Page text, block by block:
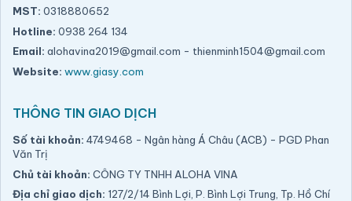
MST: 0318880652
Hotline: 0938 264 134
Email: alohavina2019@gmail.com - thienminh1504@gmail.com
Website: www.giasy.com
THÔNG TIN GIAO DỊCH
Số tài khoản: 4749468 - Ngân hàng Á Châu (ACB) - PGD Phan
Văn Trị
Chủ tài khoản: CÔNG TY TNHH ALOHA VINA
Địa chỉ giao dịch: 127/2/14 Bình Lợi, P. Bình Lợi Trung, Tp. Hồ Chí